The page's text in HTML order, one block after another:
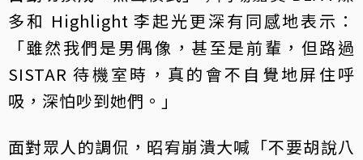
多和 Highlight 李起光更深有同感地表示：
「雖然我們是男偶像，甚至是前輩，但路過
SISTAR 待機室時，真的會不自覺地屏住呼
吸，深怕吵到她們。」
面對眾人的調侃，昭宥崩潰大喊「不要胡說八